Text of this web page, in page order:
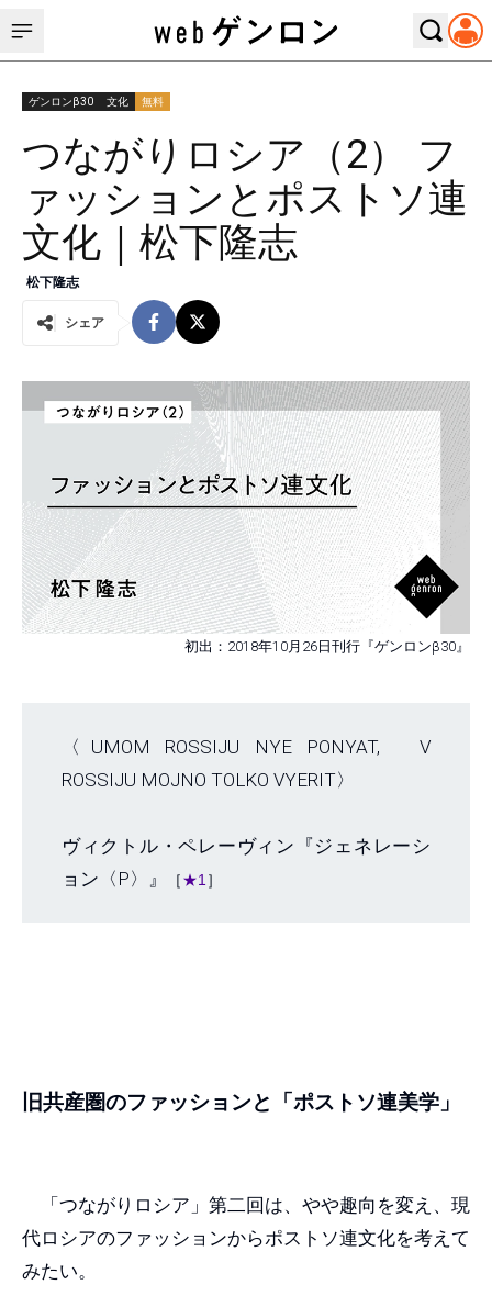
ゲンロンβ30 文化 無料
つながりロシア（2） フ
ァッションとポストソ連
文化｜松下隆志
松下隆志
シェア
初出：2018年10月26日刊行『ゲンロンβ30』
〈UMOM ROSSIJU NYE PONYAT, V
ROSSIJU MOJNO TOLKO VYERIT〉
ヴィクトル・ペレーヴィン『ジェネレーシ
ョン〈P〉』
［ ★1 ］
旧共産圏のファッションと「ポストソ連美学」
「つながりロシア」第二回は、やや趣向を変え、現
代ロシアのファッションからポストソ連文化を考えて
みたい。